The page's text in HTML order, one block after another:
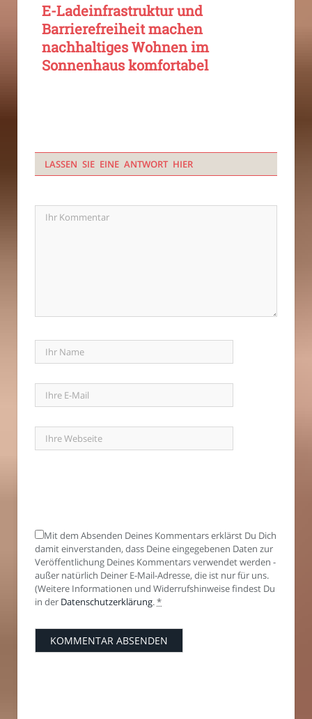
E-Ladeinfrastruktur und
Barrierefreiheit machen
nachhaltiges Wohnen im
Sonnenhaus komfortabel
LASSEN SIE EINE ANTWORT HIER
Mit dem Absenden Deines Kommentars erklärst Du Dich
damit einverstanden, dass Deine eingegebenen Daten zur
Veröffentlichung Deines Kommentars verwendet werden -
außer natürlich Deiner E-Mail-Adresse, die ist nur für uns.
(Weitere Informationen und Widerrufshinweise findest Du
in der Datenschutzerklärung.*